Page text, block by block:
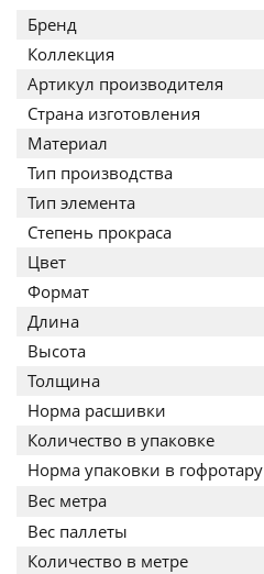
Бренд
Коллекция
Артикул производителя
Страна изготовления
Материал
Тип производства
Тип элемента
Степень прокраса
Цвет
Формат
Длина
Высота
Толщина
Норма расшивки
Количество в упаковке
Норма упаковки в гофротару
Вес метра
Вес паллеты
Количество в метре